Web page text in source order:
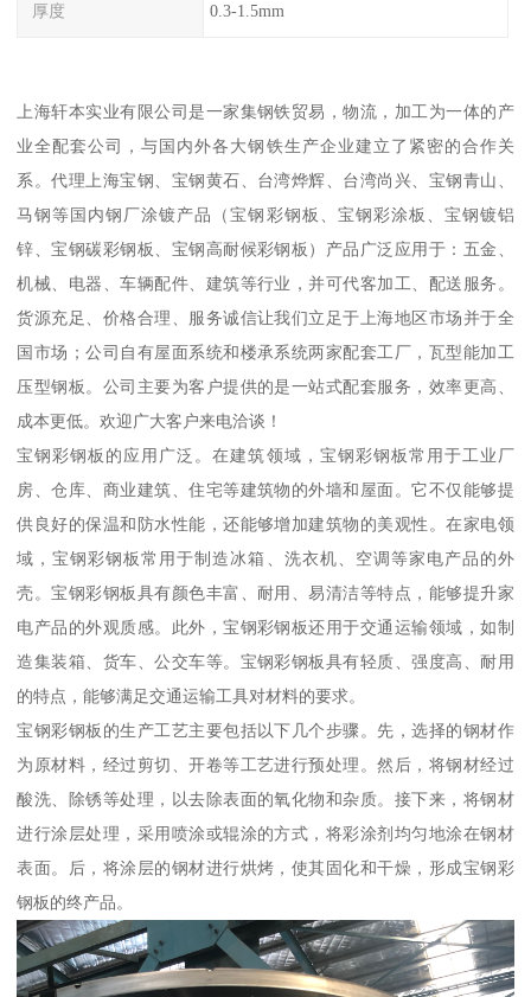
厚度 0.3-1.5mm
上海轩本实业有限公司是一家集钢铁贸易，物流，加工为一体的产
业全配套公司，与国内外各大钢铁生产企业建立了紧密的合作关
系。代理上海宝钢、宝钢黄石、台湾烨辉、台湾尚兴、宝钢青山、
马钢等国内钢厂涂镀产品（宝钢彩钢板、宝钢彩涂板、宝钢镀铝
锌、宝钢碳彩钢板、宝钢高耐候彩钢板）产品广泛应用于：五金、
机械、电器、车辆配件、建筑等行业，并可代客加工、配送服务。
货源充足、价格合理、服务诚信让我们立足于上海地区市场并于全
国市场；公司自有屋面系统和楼承系统两家配套工厂，瓦型能加工
压型钢板。公司主要为客户提供的是一站式配套服务，效率更高、
成本更低。欢迎广大客户来电洽谈！
宝钢彩钢板的应用广泛。在建筑领域，宝钢彩钢板常用于工业厂
房、仓库、商业建筑、住宅等建筑物的外墙和屋面。它不仅能够提
供良好的保温和防水性能，还能够增加建筑物的美观性。在家电领
域，宝钢彩钢板常用于制造冰箱、洗衣机、空调等家电产品的外
壳。宝钢彩钢板具有颜色丰富、耐用、易清洁等特点，能够提升家
电产品的外观质感。此外，宝钢彩钢板还用于交通运输领域，如制
造集装箱、货车、公交车等。宝钢彩钢板具有轻质、强度高、耐用
的特点，能够满足交通运输工具对材料的要求。
宝钢彩钢板的生产工艺主要包括以下几个步骤。先，选择的钢材作
为原材料，经过剪切、开卷等工艺进行预处理。然后，将钢材经过
酸洗、除锈等处理，以去除表面的氧化物和杂质。接下来，将钢材
进行涂层处理，采用喷涂或辊涂的方式，将彩涂剂均匀地涂在钢材
表面。后，将涂层的钢材进行烘烤，使其固化和干燥，形成宝钢彩
钢板的终产品。